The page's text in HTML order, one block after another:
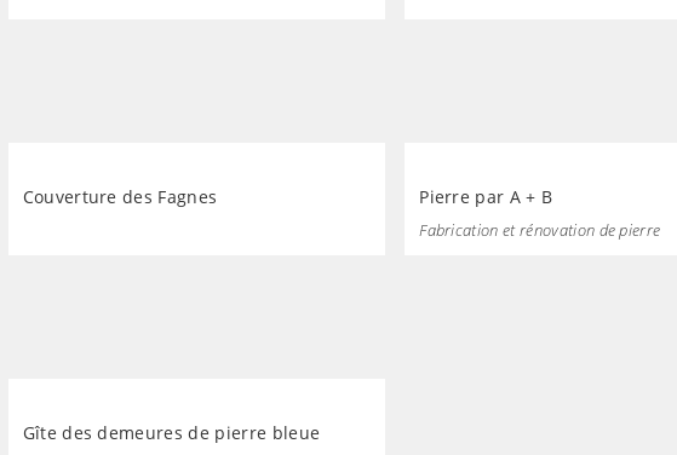
Couverture des Fagnes Pierre par A + B
Fabrication et rénovation de pierre
Gîte des demeures de pierre bleue